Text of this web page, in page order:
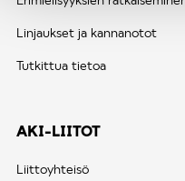
Linjaukset ja kannanotot
Tutkittua tietoa
AKI-LIITOT
Liittoyhteisö